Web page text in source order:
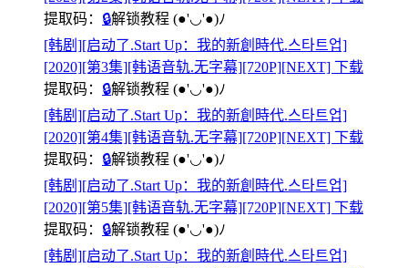
提取码： 🔒解锁教程 (●'◡'●)ﾉ
[韩剧][启动了.Start Up：我的新創時代.스타트업]
[2020][第3集][韩语音轨.无字幕][720P][NEXT] 下载
提取码： 🔒解锁教程 (●'◡'●)ﾉ
[韩剧][启动了.Start Up：我的新創時代.스타트업]
[2020][第4集][韩语音轨.无字幕][720P][NEXT] 下载
提取码： 🔒解锁教程 (●'◡'●)ﾉ
[韩剧][启动了.Start Up：我的新創時代.스타트업]
[2020][第5集][韩语音轨.无字幕][720P][NEXT] 下载
提取码： 🔒解锁教程 (●'◡'●)ﾉ
[韩剧][启动了.Start Up：我的新創時代.스타트업]